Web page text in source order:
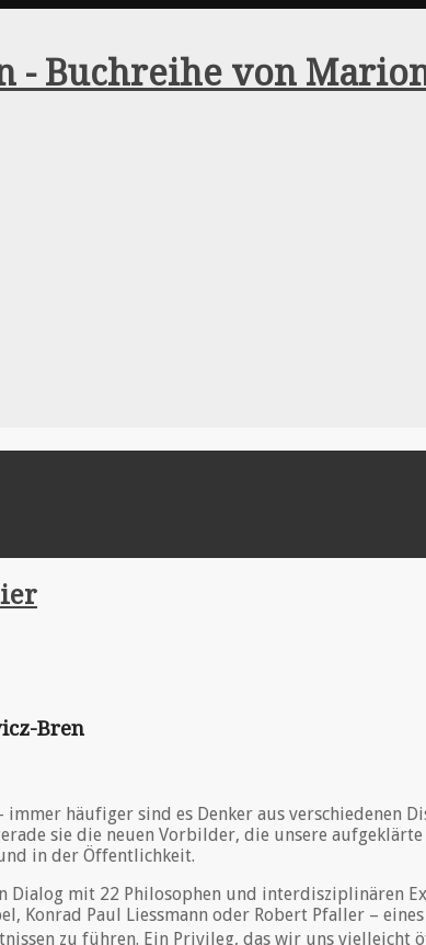
Bren
häufiger sind es Denker aus verschiedenen
sie die neuen Vorbilder, die unsere
in der Öffentlichkeit.
mit 22 Philosophen und interdisziplinären
Konrad Paul Liessmann oder Robert Pfaller –
zu führen. Ein Privileg, das wir uns